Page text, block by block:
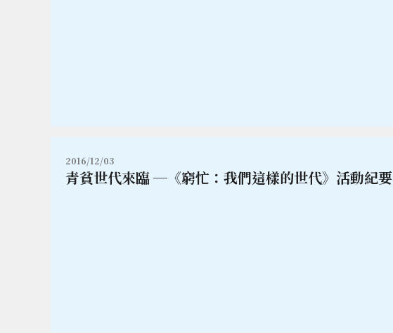
2016/12/03
青貧世代來臨 ─《窮忙：我們這樣的世代》活動紀要